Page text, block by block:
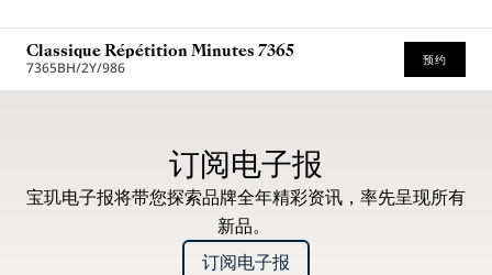
Classique Répétition Minutes 7365
7365BH/2Y/986 预约
订阅电子报
宝玑电子报将带您探索品牌全年精彩资讯，率先呈现所有
新品。
订阅电子报